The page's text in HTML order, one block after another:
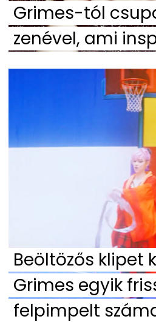
Grimes-tól
zenével, ami
Beöltözős klipet
Grimes egyik
felpimpelt